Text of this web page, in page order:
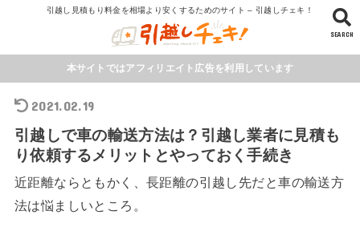
引越し見積もり料金を相場より安くするためのサイト – 引越しチェキ！
SEARCH
本サイトではアフィリエイト広告を利用しています
2021.02.19
引越しで車の輸送方法は？引越し業者に見積も
り依頼するメリットとやっておく手続き
近距離ならともかく、長距離の引越し先だと車の輸送方
法は悩ましいところ。